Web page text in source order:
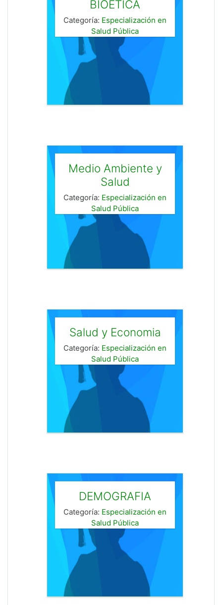
BIOÉTICA
Categoría: Especialización en
Salud Pública
Medio Ambiente y
Salud
Categoría: Especialización en
Salud Pública
Salud y Economia
Categoría: Especialización en
Salud Pública
DEMOGRAFIA
Categoría: Especialización en
Salud Pública